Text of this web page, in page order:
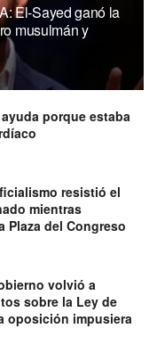
El-Sayed ganó la
musulmán y
porque estaba
resistió el
mientras
Plaza del Congreso
volvió a
sobre la Ley de
oposición impusiera